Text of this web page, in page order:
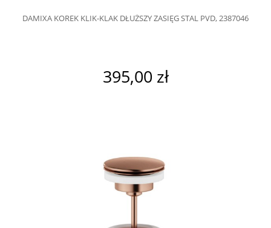
DAMIXA KOREK KLIK-KLAK DŁUŻSZY ZASIĘG STAL PVD, 2387046
395,00 zł